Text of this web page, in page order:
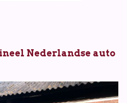
Nederlandse auto